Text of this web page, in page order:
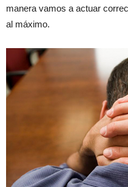
manera vamos a actuar
al máximo.